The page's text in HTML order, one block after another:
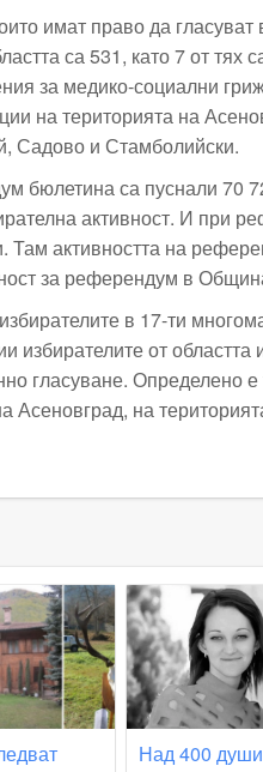
имат право да
са 531, като 7 от тях
за медико-социални
на територията на
Садово и Стамболийски.
бюлетина са пуснали 70
активност. И при
активността на
за референдум в
в 17-ти
избирателите от
гласуване. Определено е
Асеновград, на
Над 400